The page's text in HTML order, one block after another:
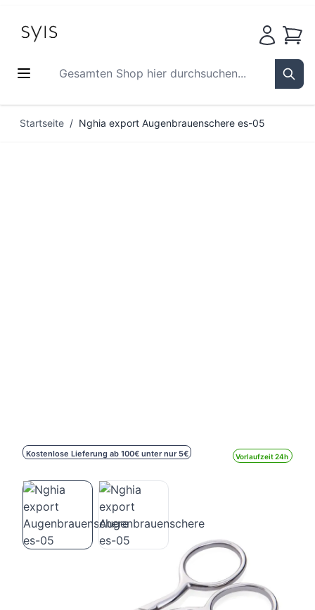
Gesamten Shop hier durchsuchen...
Startseite / Nghia export Augenbrauenschere es-05
Kostenlose Lieferung ab 100€ unter nur 5€ Vorlaufzeit 24h
Nghia export Augenbrauenschere es-05